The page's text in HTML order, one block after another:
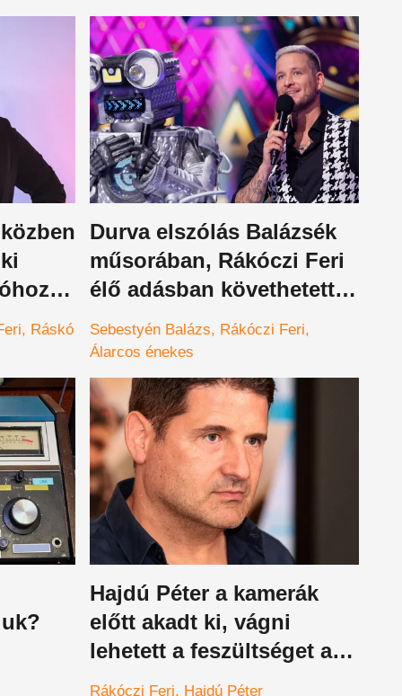
Ráskó
Durva elszólás Balázsék
műsorában, Rákóczi Feri
élő adásban követhetett el
hatalmas hibát
Sebestyén Balázs
Rákóczi Feri
Álarcos énekes
Hajdú Péter a kamerák
előtt akadt ki, vágni
lehetett a feszültséget a
stúdióban
Rákóczi Feri Hajdú Péter